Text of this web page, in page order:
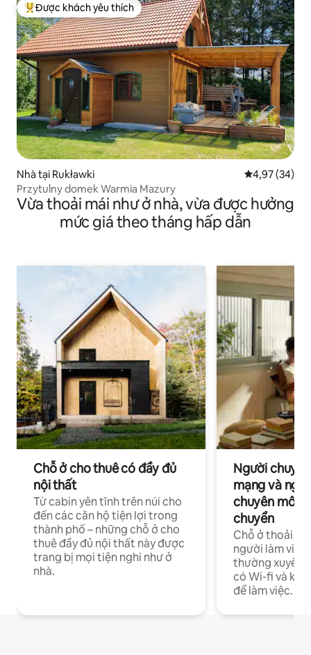
Được khách yêu thích nhất
Được khách yêu thích
Nhà tại Rukławki Xếp hạng
4,97 (34)
Przytulny domek Warmia Mazury
Vừa thoải mái như ở nhà, vừa được hưởng
mức giá theo tháng hấp dẫn
Chỗ ở cho thuê có đầy đủ
nội thất
Từ cabin yên tĩnh trên núi cho
đến các căn hộ tiện lợi trong
thành phố – những chỗ ở cho
thuê đầy đủ nội thất này được
trang bị mọi tiện nghi như ở
nhà.
Người
mạng và
chuyên môn
chuyển
Chỗ ở thoải
người làm việc
thường xuyên
có Wi-fi và
để làm việc.